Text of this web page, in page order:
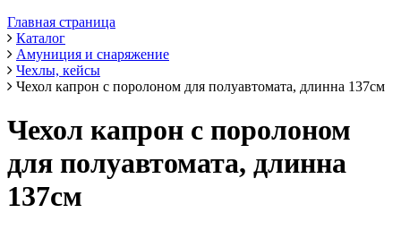
Главная страница
Каталог
Амуниция и снаряжение
Чехлы, кейсы
Чехол капрон с поролоном для полуавтомата, длинна 137см
Чехол капрон с поролоном
для полуавтомата, длинна
137см